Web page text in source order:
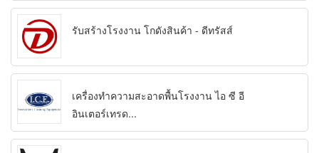
รับสร้างโรงงาน โกดังสินค้า - ดีทรัสส์
เครื่องทำความสะอาดพื้นโรงงาน ไอ ซี อี
อินเตอร์เทรด...